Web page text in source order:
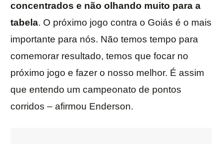
concentrados e não olhando muito para a
tabela. O próximo jogo contra o Goiás é o mais
importante para nós. Não temos tempo para
comemorar resultado, temos que focar no
próximo jogo e fazer o nosso melhor. É assim
que entendo um campeonato de pontos
corridos – afirmou Enderson.